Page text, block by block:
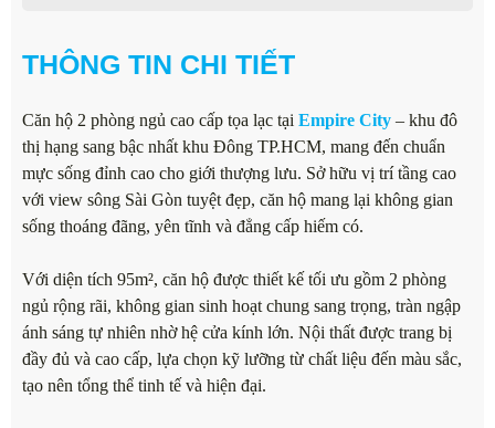
THÔNG TIN CHI TIẾT
Căn hộ 2 phòng ngủ cao cấp tọa lạc tại Empire City – khu đô
thị hạng sang bậc nhất khu Đông TP.HCM, mang đến chuẩn
mực sống đỉnh cao cho giới thượng lưu. Sở hữu vị trí tầng cao
với view sông Sài Gòn tuyệt đẹp, căn hộ mang lại không gian
sống thoáng đãng, yên tĩnh và đẳng cấp hiếm có.
Với diện tích 95m², căn hộ được thiết kế tối ưu gồm 2 phòng
ngủ rộng rãi, không gian sinh hoạt chung sang trọng, tràn ngập
ánh sáng tự nhiên nhờ hệ cửa kính lớn. Nội thất được trang bị
đầy đủ và cao cấp, lựa chọn kỹ lưỡng từ chất liệu đến màu sắc,
tạo nên tổng thể tinh tế và hiện đại.